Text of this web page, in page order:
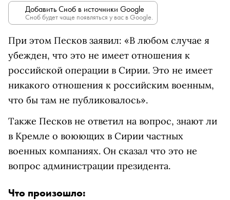
Добавить Сноб в источники Google
Сноб будет чаще появляться у вас в Google.
При этом Песков заявил: «В любом случае я
убежден, что это не имеет отношения к
российской операции в Сирии. Это не имеет
никакого отношения к российским военным,
что бы там не публиковалось».
Также Песков не ответил на вопрос, знают ли
в Кремле о воюющих в Сирии частных
военных компаниях. Он сказал что это не
вопрос администрации президента.
Что произошло: